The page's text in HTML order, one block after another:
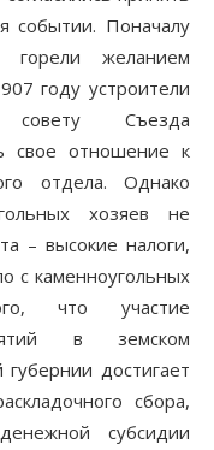
событии. Поначалу
горели желанием
году устроители
Съезда
свое отношение к
отдела. Однако
хозяев не
– высокие налоги,
с каменноугольных
что участие
в земском
достигает
сбора,
субсидии